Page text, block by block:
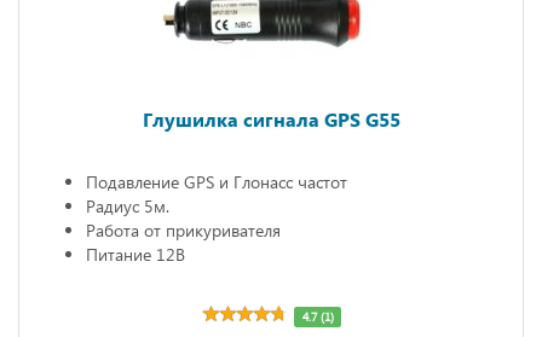
Глушилка сигнала GPS G55
Подавление GPS и Глонасс частот
Радиус 5м.
Работа от прикуривателя
Питание 12В
4.7 (1)